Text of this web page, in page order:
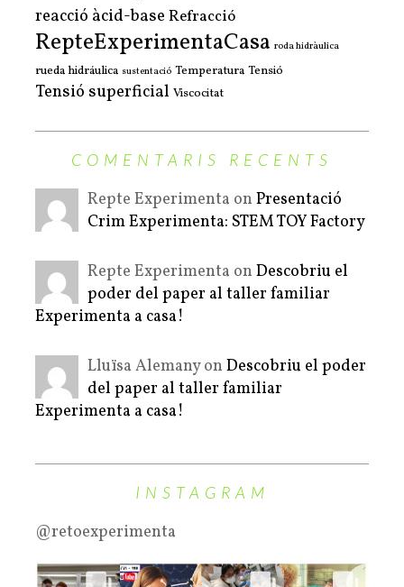
reacció àcid-base Refracció
RepteExperimentaCasa roda hidràulica
rueda hidráulica sustentació Temperatura Tensió
Tensió superficial Viscocitat
COMENTARIS RECENTS
Repte Experimenta on Presentació
Crim Experimenta: STEM TOY Factory
Repte Experimenta on Descobriu el
poder del paper al taller familiar
Experimenta a casa!
Lluïsa Alemany on Descobriu el poder
del paper al taller familiar
Experimenta a casa!
INSTAGRAM
@retoexperimenta